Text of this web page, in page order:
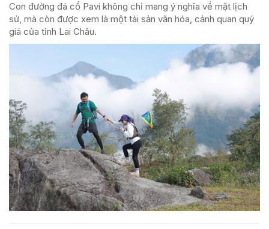
Con đường đá cổ Pavi không chỉ mang ý nghĩa về mặt lịch
sử, mà còn được xem là một tài sản văn hóa, cảnh quan quý
giá của tỉnh Lai Châu.